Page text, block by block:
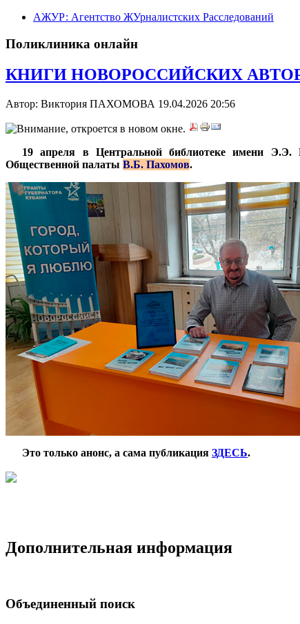
АЖУР: Агентство ЖУрналистских Расследований
Поликлиника онлайн
КНИГИ НОВОРОССИЙСКИХ
Автор: Виктория ПАХОМОВА 19.04.2026 20:56
19 апреля в Центральной библиотеке имени Э.Э.
Общественной палаты В.Б. Пахомов.
Это только анонс, а сама публикация ЗДЕСЬ.
Дополнительная информация
Объединенный поиск